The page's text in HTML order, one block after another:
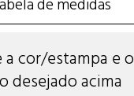
a cor/estampa e o
desejado acima